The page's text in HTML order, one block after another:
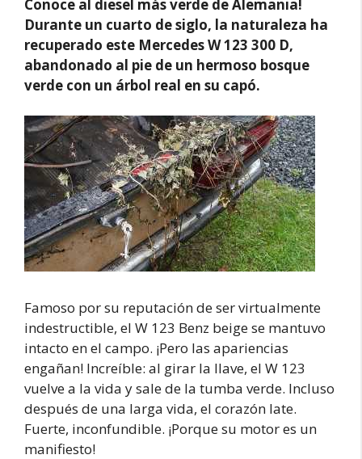
Conoce al diesel más verde de Alemania!
Durante un cuarto de siglo, la naturaleza ha
recuperado este Mercedes W 123 300 D,
abandonado al pie de un hermoso bosque
verde con un árbol real en su capó.
Famoso por su reputación de ser virtualmente
indestructible, el W 123 Benz beige se mantuvo
intacto en el campo. ¡Pero las apariencias
engañan! Increíble: al girar la llave, el W 123
vuelve a la vida y sale de la tumba verde. Incluso
después de una larga vida, el corazón late.
Fuerte, inconfundible. ¡Porque su motor es un
manifiesto!